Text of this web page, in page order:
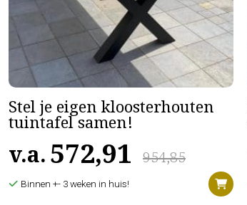
Stel je eigen kloosterhouten
tuintafel samen!
v.a. 954,85
572,91
Binnen +- 3 weken in huis!